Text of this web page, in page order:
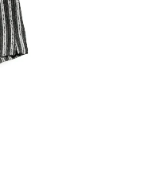
es: $18.999,00.